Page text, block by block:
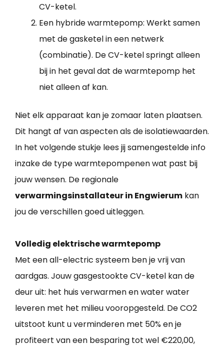
CV-ketel.
Een hybride warmtepomp: Werkt samen
met de gasketel in een netwerk
(combinatie). De CV-ketel springt alleen
bij in het geval dat de warmtepomp het
niet alleen af kan.
Niet elk apparaat kan je zomaar laten plaatsen.
Dit hangt af van aspecten als de isolatiewaarden.
In het volgende stukje lees jij samengestelde info
inzake de type warmtepompenen wat past bij
jouw wensen. De regionale
verwarmingsinstallateur in Engwierum kan
jou de verschillen goed uitleggen.
Volledig elektrische warmtepomp
Met een all-electric systeem ben je vrij van
aardgas. Jouw gasgestookte CV-ketel kan de
deur uit: het huis verwarmen en water water
leveren met het milieu vooropgesteld. De CO2
uitstoot kunt u verminderen met 50% en je
profiteert van een besparing tot wel €220,00,